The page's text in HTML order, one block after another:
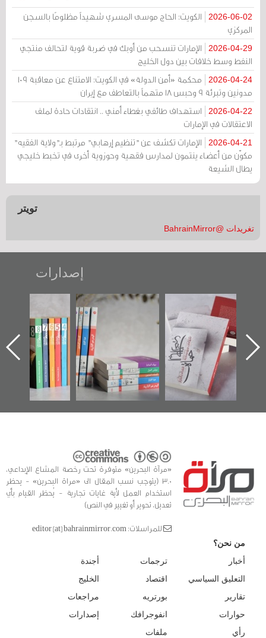
2026-06-02
الكويت: الحاج موسى المسري شهيداً مظلومًا بالسجن
المركزي
2026-04-29
الإمارات تنسحب من أوبك في ضربة قوية لتحالف منتجي
النفط وسط خلافات بين دول الخليج
2026-04-24
محكمة «أمن الدولة» في الكويت: الامتناع عن معاقبة 109
مدونين وتبرئة 9 وحبس 18 متهماً بالتعاطف مع إيران
2026-04-22
استهداف طائفي بغطاء أمني .. انتقادات حادة لملف
الاعتقالات في الإمارات
2026-04-21
الإمارات تكشف عن "تنظيم إرهابي" مرتبط بـ"ولاية الفقيه"
مكوّن من أعضاء ينتمون لمدارس فقهية وحوزوية أخرى في تخبط خليجي
يطال الشيعة
تويتر
تغريدات @BahrainMirror
إصدارات
"حماة الباب الأخير":
الإصدار الأول عن
اعتصام الدراز
وأحداث ساحة
الفداء لمركز أوال
للدراسات والتوثيق
تصنيف موضوعي
للوثائق البريطانية
يقدمه «مركز أوال»
في سلسلة من 5
كتب
تصدر حصاد
الساحات 2019
«مرآة البحرين» متوفرة تحت رخصة المشاع الإبداعي،
3.0 (يتوجب نسب المقال الى «مراة البحرين» - يحظر
استخدام العمل لأية غايات تجارية - يُحظر القيام بأي
تعديل، تحوير أو تغيير في النص)
للمراسلات: editor [at] bahrainmirror.com
من نحن؟
أخبار
التعليق السياسي
تقارير
حوارات
رأي
ترجمات
اقتصاد
بورتريه
انفوجرافك
ملفات
أجندة
الخليج
مراجعات
إصدارات